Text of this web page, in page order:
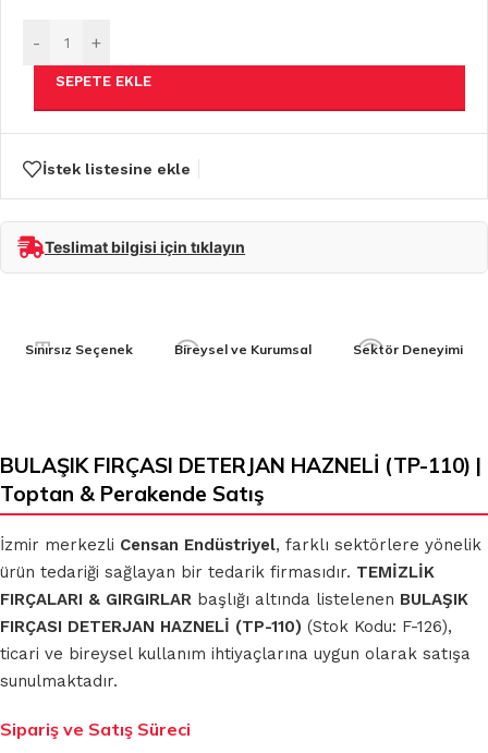
- +
SEPETE EKLE
İstek listesine ekle
Teslimat bilgisi için tıklayın
Sınırsız Seçenek Bireysel ve Kurumsal Sektör Deneyimi
BULAŞIK FIRÇASI DETERJAN HAZNELİ (TP-110) |
Toptan & Perakende Satış
İzmir merkezli Censan Endüstriyel, farklı sektörlere yönelik
ürün tedariği sağlayan bir tedarik firmasıdır. TEMİZLİK
FIRÇALARI & GIRGIRLAR başlığı altında listelenen BULAŞIK
FIRÇASI DETERJAN HAZNELİ (TP-110) (Stok Kodu: F-126),
ticari ve bireysel kullanım ihtiyaçlarına uygun olarak satışa
sunulmaktadır.
Sipariş ve Satış Süreci